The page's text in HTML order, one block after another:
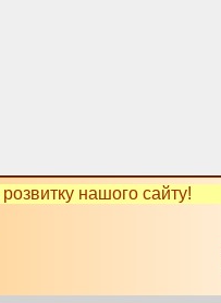
розвитку нашого сайту!